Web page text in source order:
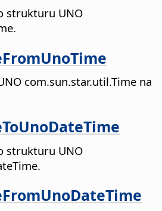
strukturu UNO
com.sun.star.util.Time na
strukturu UNO